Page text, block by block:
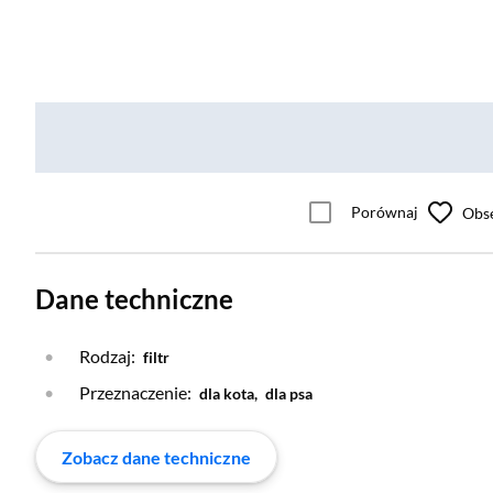
Porównaj
Dane techniczne
Rodzaj: filtr
Przeznaczenie: dla kota, dla psa
Zobacz dane techniczne